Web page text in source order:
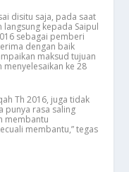
disitu saja, pada saat
kepada Saipul
sebagai pemberi
dengan baik
maksud tujuan
ke 28
Th 2016, juga tidak
punya rasa saling
membantu
membantu,” tegas